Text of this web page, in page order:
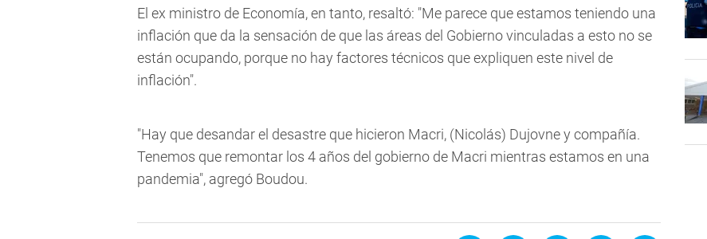
El ex ministro de Economía, en tanto, resaltó: "Me parece que estamos teniendo una
inflación que da la sensación de que las áreas del Gobierno vinculadas a esto no se
están ocupando, porque no hay factores técnicos que expliquen este nivel de
inflación".
"Hay que desandar el desastre que hicieron Macri, (Nicolás) Dujovne y compañía.
Tenemos que remontar los 4 años del gobierno de Macri mientras estamos en una
pandemia", agregó Boudou.